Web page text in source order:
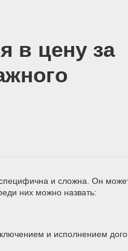
в цену за
специфична и сложна. Он
них можно назвать:
и исполнением